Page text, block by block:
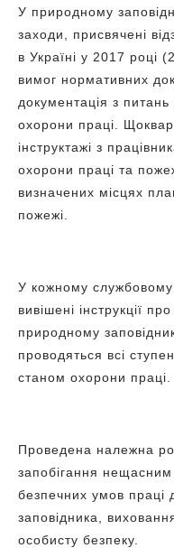
У природному
заходи, присвячені
в Україні у 2017 році
вимог нормативних
документація з
охорони праці.
інструктажі з
охорони праці та
визначених місцях
пожежі.
У кожному службовому
вивішені інструкції
природному
проводяться всі
станом охорони праці.
Проведена належна
запобігання
безпечних умов праці
заповідника,
особисту безпеку.